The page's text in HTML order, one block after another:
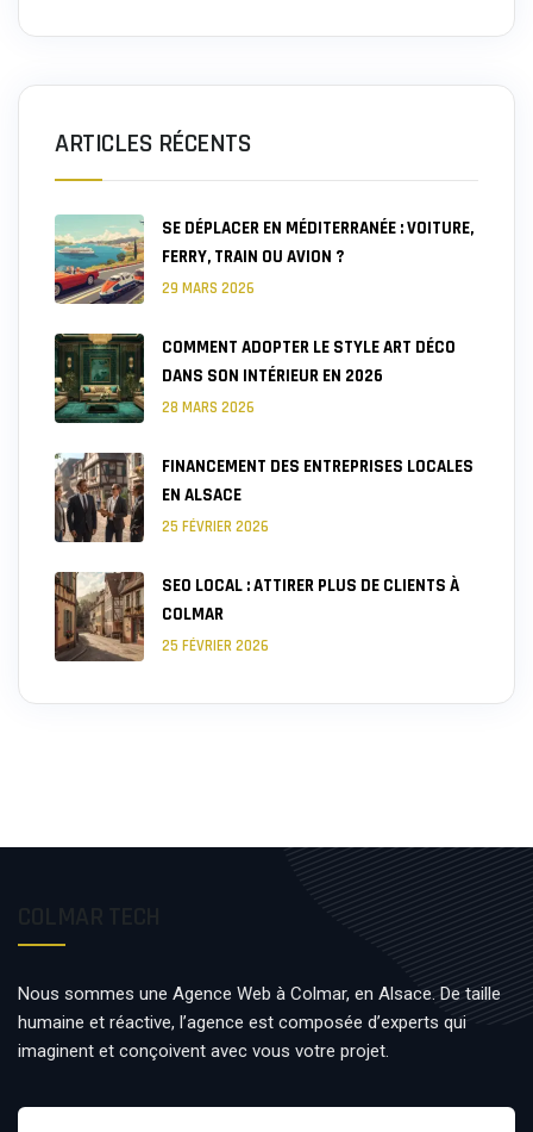
ARTICLES RÉCENTS
SE DÉPLACER EN MÉDITERRANÉE : VOITURE,
FERRY, TRAIN OU AVION ?
29 MARS 2026
COMMENT ADOPTER LE STYLE ART DÉCO
DANS SON INTÉRIEUR EN 2026
28 MARS 2026
FINANCEMENT DES ENTREPRISES LOCALES
EN ALSACE
25 FÉVRIER 2026
SEO LOCAL : ATTIRER PLUS DE CLIENTS À
COLMAR
25 FÉVRIER 2026
Nous sommes une Agence Web à Colmar, en Alsace. De taille
humaine et réactive, l’agence est composée d’experts qui
imaginent et conçoivent avec vous votre projet.